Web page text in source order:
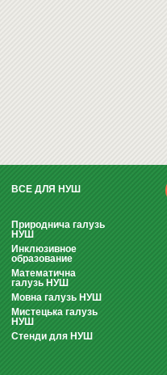
ВСЕ ДЛЯ НУШ
Природнича галузь
НУШ
Инклюзивное
образование
Математична
галузь НУШ
Мовна галузь НУШ
Мистецька галузь
НУШ
Стенди для НУШ